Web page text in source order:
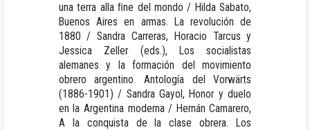
una terra alla ﬁne del mondo / Hilda Sabato,
Buenos Aires en armas. La revolución de
1880 / Sandra Carreras, Horacio Tarcus y
Jessica Zeller (eds.), Los socialistas
alemanes y la formación del movimiento
obrero argentino. Antología del Vorwärts
(1886-1901) / Sandra Gayol, Honor y duelo
en la Argentina moderna / Hernán Camarero,
A la conquista de la clase obrera. Los